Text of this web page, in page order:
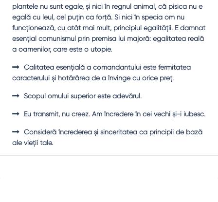
plantele nu sunt egale, şi nici în regnul animal, că pisica nu e
egală cu leul, cel puţin ca forţă. Şi nici în specia om nu
funcţionează, cu atât mai mult, principiul egalităţii. E damnat
esenţial comunismul prin premisa lui majoră: egalitatea reală
a oamenilor, care este o utopie.
Calitatea esenţială a comandantului este fermitatea
caracterului şi hotărârea de a învinge cu orice preţ.
Scopul omului superior este adevărul.
Eu transmit, nu creez. Am încredere în cei vechi şi-i iubesc.
Consideră încrederea şi sinceritatea ca principii de bază
ale vieţii tale.